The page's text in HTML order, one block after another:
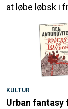
at løbe løbsk i
KULTUR
Urban fantasy